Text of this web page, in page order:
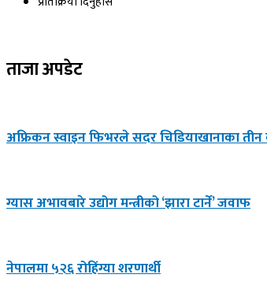
ताजा अपडेट
अफ्रिकन स्वाइन फिभरले सदर चिडियाखानाका
ग्यास अभावबारे उद्योग मन्त्रीको ‘झारा टार्ने’ जवाफ
नेपालमा ५२६ रोहिंग्या शरणार्थी